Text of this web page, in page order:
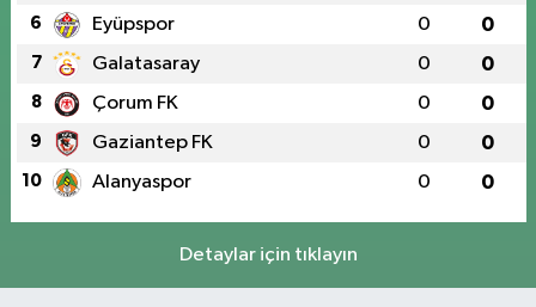
6 Eyüpspor 0 0
7 Galatasaray 0 0
8 Çorum FK 0 0
9 Gaziantep FK 0 0
10 Alanyaspor 0 0
Detaylar için tıklayın